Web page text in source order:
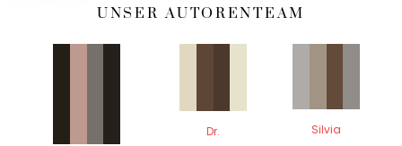
UNSER AUTORENTEAM
Dr.
Silvia